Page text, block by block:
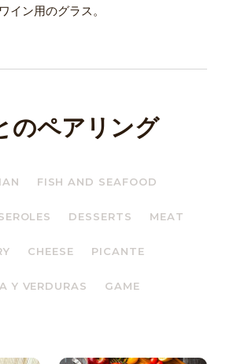
イン用のグラス。
のペアリング
FISH AND SEAFOOD
DESSERTS MEAT
CHEESE PICANTE
Y VERDURAS GAME